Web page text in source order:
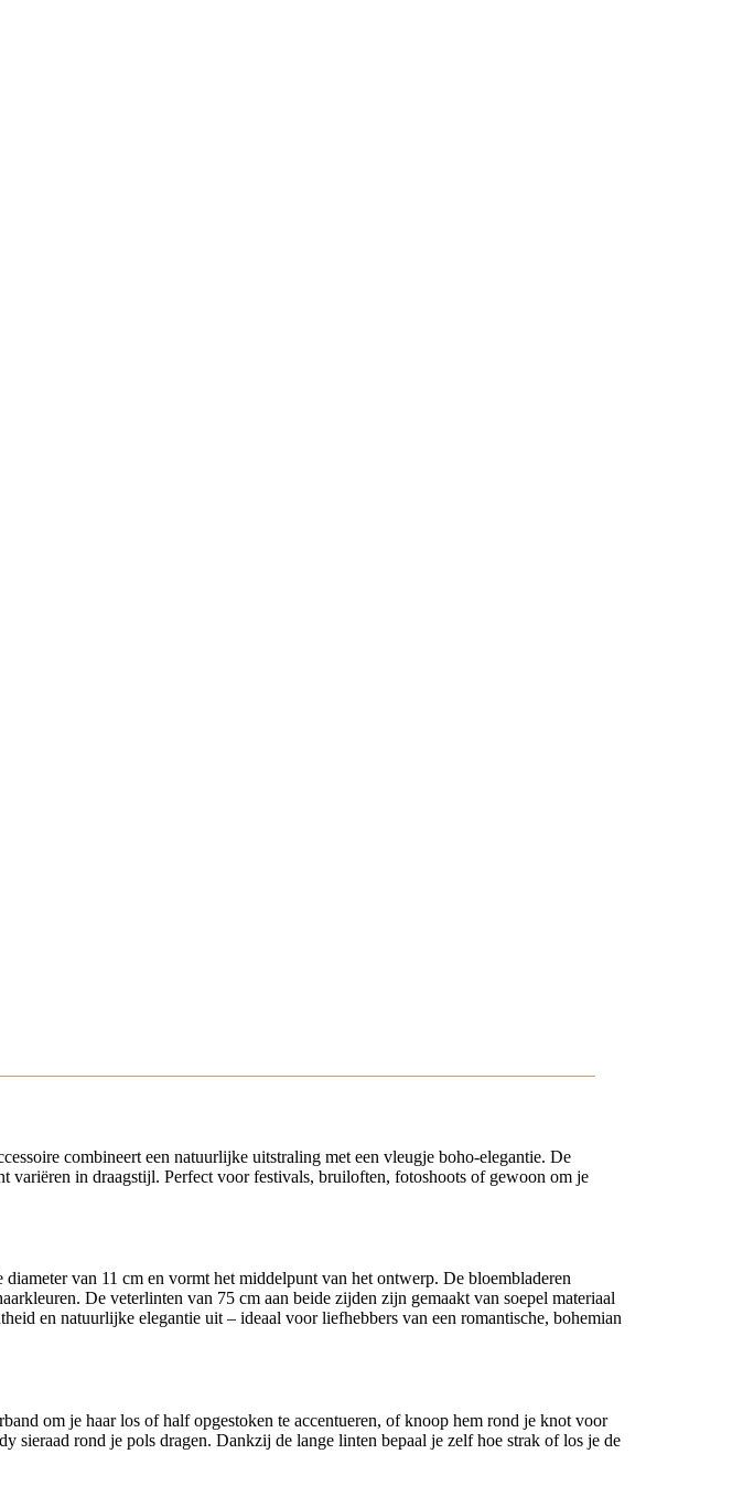
combineert een natuurlijke uitstraling met een vleugje boho-elegantie. De
variëren in draagstijl. Perfect voor festivals, bruiloften, fotoshoots of gewoon om je
van 11 cm en vormt het middelpunt van het ontwerp. De bloembladeren
De veterlinten van 75 cm aan beide zijden zijn gemaakt van soepel materiaal
en natuurlijke elegantie uit – ideaal voor liefhebbers van een romantische, bohemian
om je haar los of half opgestoken te accentueren, of knoop hem rond je knot voor
sieraad rond je pols dragen. Dankzij de lange linten bepaal je zelf hoe strak of los je de